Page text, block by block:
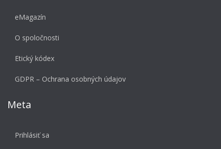
eMagazín
O spoločnosti
Etický kódex
GDPR – Ochrana osobných údajov
Meta
Prihlásiť sa